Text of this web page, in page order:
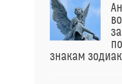
знакам